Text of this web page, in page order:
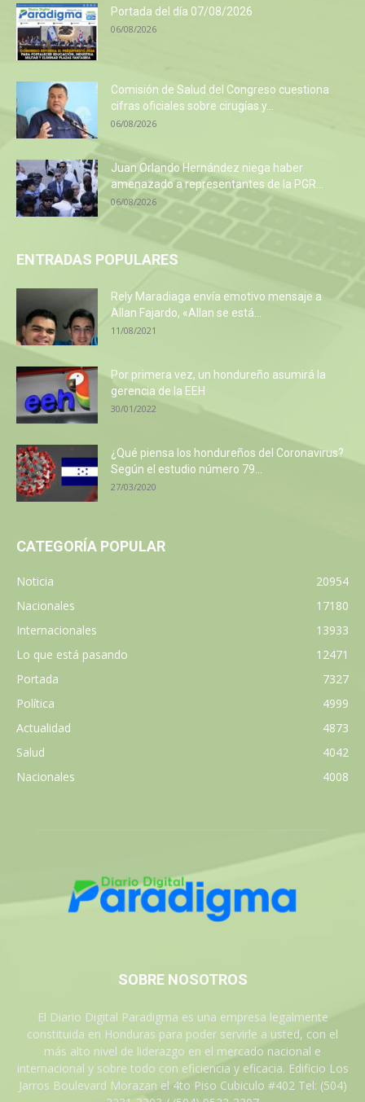
Portada del día 07/08/2026
06/08/2026
Comisión de Salud del Congreso cuestiona
cifras oficiales sobre cirugías y...
06/08/2026
Juan Orlando Hernández niega haber
amenazado a representantes de la PGR...
06/08/2026
ENTRADAS POPULARES
Rely Maradiaga envía emotivo mensaje a
Allan Fajardo, «Allan se está...
11/08/2021
Por primera vez, un hondureño asumirá la
gerencia de la EEH
30/01/2022
¿Qué piensa los hondureños del Coronavirus?
Según el estudio número 79...
27/03/2020
CATEGORÍA POPULAR
Noticia
20954
Nacionales
17180
Internacionales
13933
Lo que está pasando
12471
Portada
7327
Política
4999
Actualidad
4873
Salud
4042
Nacionales
4008
SOBRE NOSOTROS
El Diario Digital Paradigma es una empresa legalmente
constituida en Honduras para poder servirle a usted, con el
más alto nivel de liderazgo en el mercado nacional e
internacional y sobre todo con eficiencia y eficacia. Edificio Los
Jarros Boulevard Morazan el 4to Piso Cubiculo #402 Tel: (504)